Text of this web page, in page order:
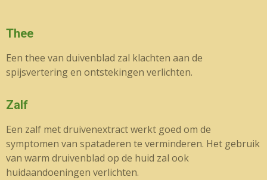
Thee
Een thee van duivenblad zal klachten aan de
spijsvertering en ontstekingen verlichten.
Zalf
Een zalf met druivenextract werkt goed om de
symptomen van spataderen te verminderen. Het gebruik
van warm druivenblad op de huid zal ook
huidaandoeningen verlichten.